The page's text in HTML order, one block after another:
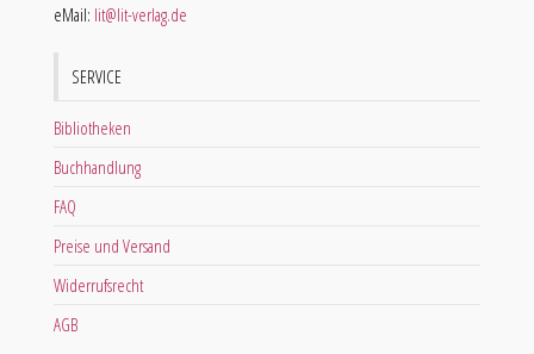
eMail: lit@lit-verlag.de
SERVICE
Bibliotheken
Buchhandlung
FAQ
Preise und Versand
Widerrufsrecht
AGB